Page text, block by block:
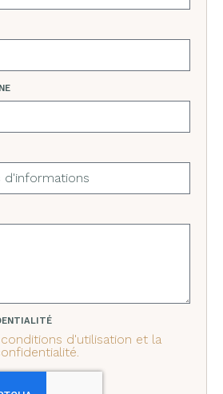
conditions d'utilisation et la